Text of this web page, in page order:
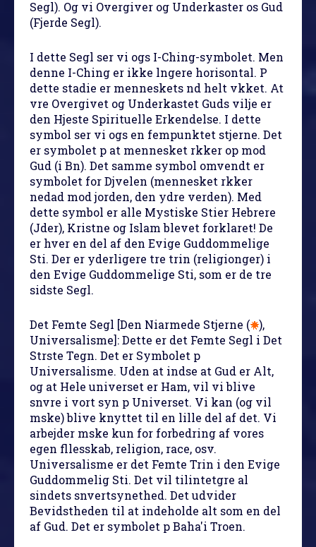
Segl). Og vi Overgiver og Underkaster os Gud
(Fjerde Segl).
I dette Segl ser vi ogs I-Ching-symbolet. Men
denne I-Ching er ikke lngere horisontal. P
dette stadie er menneskets nd helt vkket. At
vre Overgivet og Underkastet Guds vilje er
den Hjeste Spirituelle Erkendelse. I dette
symbol ser vi ogs en fempunktet stjerne. Det
er symbolet p at mennesket rkker op mod
Gud (i Bn). Det samme symbol omvendt er
symbolet for Djvelen (mennesket rkker
nedad mod jorden, den ydre verden). Med
dette symbol er alle Mystiske Stier Hebrere
(Jder), Kristne og Islam blevet forklaret! De
er hver en del af den Evige Guddommelige
Sti. Der er yderligere tre trin (religionger) i
den Evige Guddommelige Sti, som er de tre
sidste Segl.
Det Femte Segl [Den Niarmede Stjerne (
),
Universalisme]: Dette er det Femte Segl i Det
Strste Tegn. Det er Symbolet p
Universalisme. Uden at indse at Gud er Alt,
og at Hele universet er Ham, vil vi blive
snvre i vort syn p Universet. Vi kan (og vil
mske) blive knyttet til en lille del af det. Vi
arbejder mske kun for forbedring af vores
egen fllesskab, religion, race, osv.
Universalisme er det Femte Trin i den Evige
Guddommelig Sti. Det vil tilintetgre al
sindets snvertsynethed. Det udvider
Bevidstheden til at indeholde alt som en del
af Gud. Det er symbolet p Baha'i Troen.